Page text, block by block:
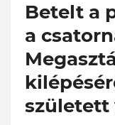
Betelt a
a
született